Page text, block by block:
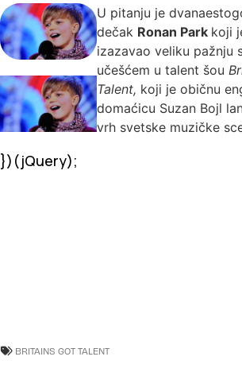
})(jQuery);
U pitanju je
dečak Ronan Park koji
izazavao veliku pažnju
učešćem u talent šou
Talent, koji je običnu
domaćicu Suzan Bojl
vrh svetske muzičke
BRITAINS GOT TALENT